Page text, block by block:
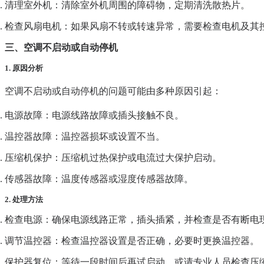
清理室外机 ：清除室外机周围的障碍物，定期清洗散热片。
检查风扇电机 ：如果风扇不转或转速异常，需要检查电机及其
三、空调不启动或自动停机
1. 原因分析
空调不启动或自动停机的问题可能由多种原因引起：
电源故障 ：电源线路故障或插头接触不良。
温控器故障 ：温控器损坏或设置不当。
压缩机保护 ：压缩机过热保护或电流过大保护启动。
传感器故障 ：温度传感器或湿度传感器故障。
2. 处理方法
检查电源 ：确保电源线路正常，插头插紧，并检查是否有断电
调节温控器 ：检查温控器设置是否正确，必要时更换温控器。